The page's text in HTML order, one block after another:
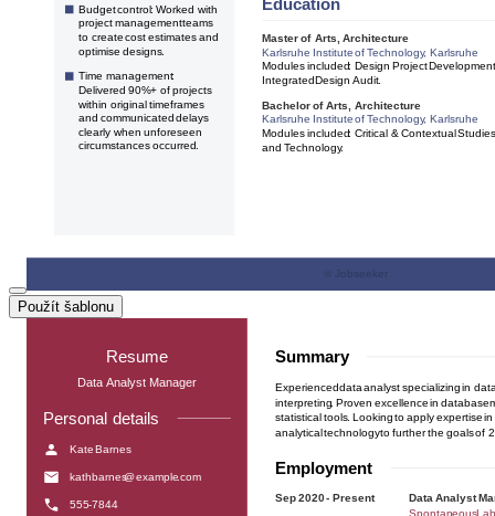
Použít šablonu